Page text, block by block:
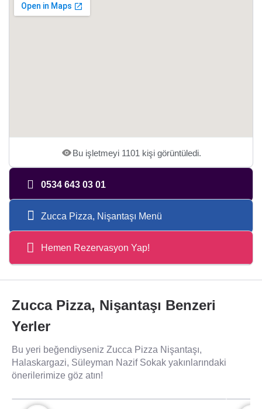
Bu işletmeyi 1101 kişi görüntüledi.
0534 643 03 01
Zucca Pizza, Nişantaşı Menü
Hemen Rezervasyon Yap!
Zucca Pizza, Nişantaşı Benzeri
Yerler
Bu yeri beğendiyseniz Zucca Pizza Nişantaşı,
Halaskargazi, Süleyman Nazif Sokak yakınlarındaki
önerilerimize göz atın!